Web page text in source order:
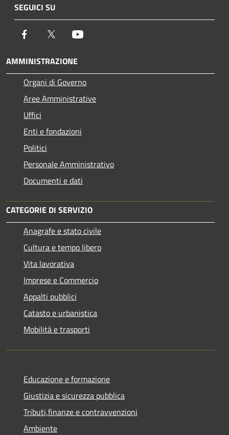
SEGUICI SU
Facebook Twitter
AMMINISTRAZIONE
Organi di Governo
Aree Amministrative
Uffici
Enti e fondazioni
Politici
Personale Amministrativo
Documenti e dati
CATEGORIE DI SERVIZIO
Anagrafe e stato civile
Cultura e tempo libero
Vita lavorativa
Imprese e Commercio
Appalti pubblici
Catasto e urbanistica
Mobilità e trasporti
Educazione e formazione
Giustizia e sicurezza pubblica
Tributi,finanze e contravvenzioni
Ambiente